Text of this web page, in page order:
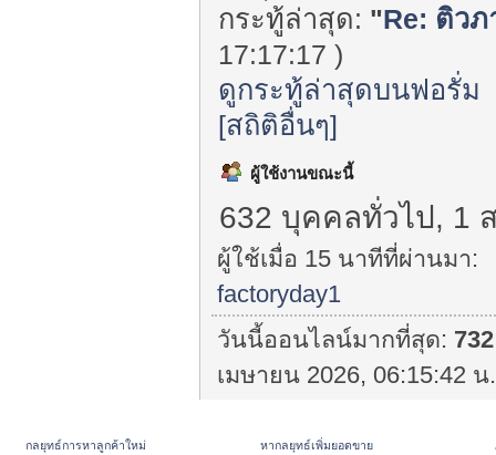
กระทู้ล่าสุด: "Re: ติว
17:17:17 )
ดูกระทู้ล่าสุดบนฟอรั่ม
[สถิติอื่นๆ]
ผู้ใช้งานขณะนี้
632 บุคคลทั่วไป, 1
ผู้ใช้เมื่อ 15 นาทีที่ผ่านมา:
factoryday1
วันนี้ออนไลน์มากที่สุด: 732
เมษายน 2026, 06:15:42 น
กลยุทธ์การหาลูกค้าใหม่
หากลยุทธ์เพิ่มยอดขาย